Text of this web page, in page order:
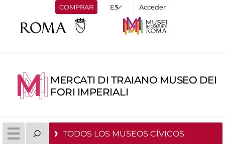
COMPRAR Acceder
MERCATI DI TRAIANO MUSEO DEI
FORI IMPERIALI
TODOS LOS MUSEOS CÍVICOS